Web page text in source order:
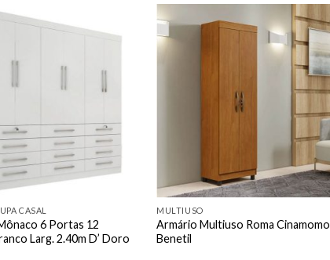
CASAL
6 Portas 12
Larg. 2.40m D’ Doro
MULTIUSO
Armário Multiuso Roma Cinamomo
Benetil